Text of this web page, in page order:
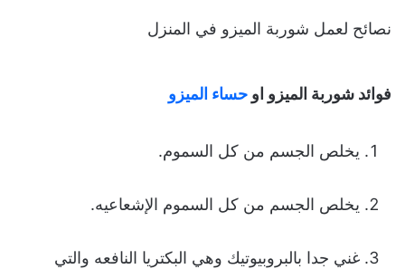
نصائح لعمل شوربة الميزو في المنزل
فوائد شوربة الميزو او حساء الميزو
يخلص الجسم من كل السموم.
يخلص الجسم من كل السموم الإشعاعيه.
غني جدا بالبروبيوتيك وهي البكتريا النافعه والتي